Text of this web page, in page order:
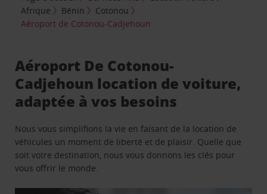
Afrique
Bénin
Cotonou
Aéroport de Cotonou-Cadjehoun
Aéroport De Cotonou-
Cadjehoun location de voiture,
adaptée à vos besoins
Nous vous simplifions la vie en faisant de la location de
véhicules un moment de liberté et de plaisir. Quelle que
soit votre destination, nous vous donnons les clés pour
vous offrir le monde.